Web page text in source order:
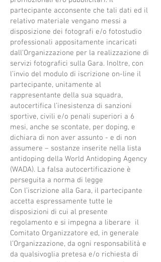
partecipante acconsente che tali dati ed il
relativo materiale vengano messi a
disposizione dei fotografi e/o fotostudio
professionali appositamente incaricati
dall’Organizzazione per la realizzazione di
servizi fotografici sulla Gara. Inoltre, con
l’invio del modulo di iscrizione on-line il
partecipante, unitamente al
rappresentante della sua squadra,
autocertifica l’inesistenza di sanzioni
sportive, civili e/o penali superiori a 6
mesi, anche se scontate, per doping, e
dichiara di non aver assunto - e di non
assumere – sostanze inserite nella lista
antidoping della World Antidoping Agency
(WADA). La falsa autocertificazione è
perseguita a norma di legge
Con l’iscrizione alla Gara, il partecipante
accetta espressamente tutte le
disposizioni di cui al presente
regolamento e si impegna a liberare il
Comitato Organizzatore ed, in generale
l’Organizzazione, da ogni responsabilità e
da qualsivoglia pretesa e/o richiesta di